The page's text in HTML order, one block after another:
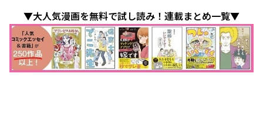
▼大人気漫画を無料で試し読み！連載まとめ一覧▼